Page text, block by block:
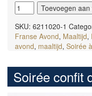
Soirée
pot
au
feu
aantal
Toevoegen
SKU: 6211020-1
Franse Avond, Maaltijd,
avond, maaltijd, Soirée
Soirée confit